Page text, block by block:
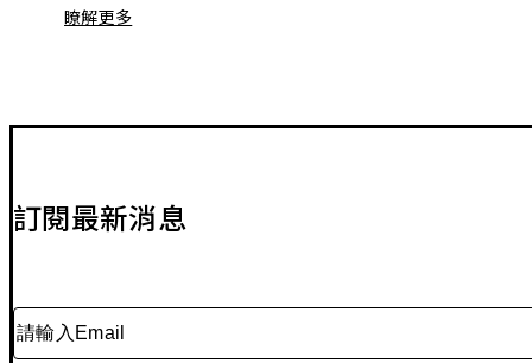
瞭解更多
訂閱最新消息
請輸入Email